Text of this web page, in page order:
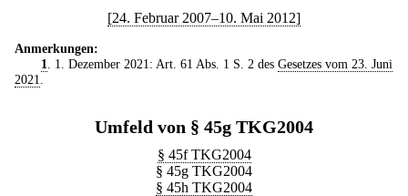
[24. Februar 2007–10. Mai 2012]
Anmerkungen:
1
. 1. Dezember 2021: Art. 61 Abs. 1 S. 2 des Gesetzes vom 23. Juni
2021
Umfeld von § 45g TKG2004
§ 45f TKG2004
§ 45g TKG2004
§ 45h TKG2004